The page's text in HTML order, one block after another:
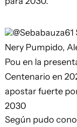
@Sebabauza61
Nery Pumpido,
Pou en la
Centenario en
apostar fuerte
2030
Según pudo